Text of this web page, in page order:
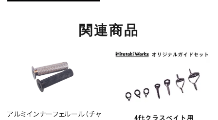
関連商品
アルミインナーフェルール（チャ